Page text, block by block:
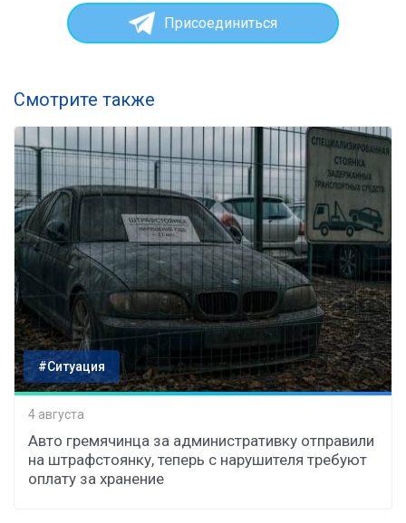
Присоединиться
Смотрите также
#Ситуация
4 августа
Авто гремячинца за административку отправили
на штрафстоянку, теперь с нарушителя требуют
оплату за хранение